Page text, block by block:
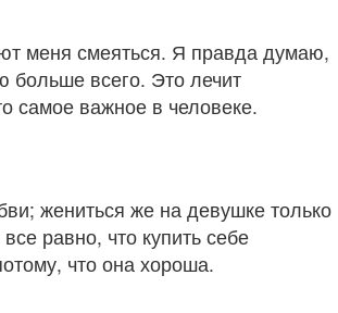
меня смеяться. Я правда думаю,
больше всего. Это лечит
самое важное в человеке.
жениться же на девушке только
равно, что купить себе
что она хороша.